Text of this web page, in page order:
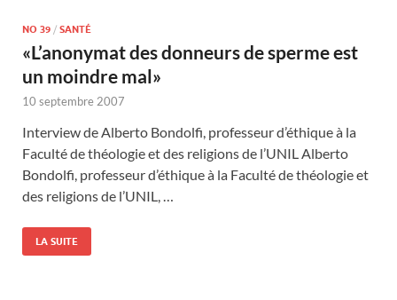
NO 39 / SANTÉ
«L’anonymat des donneurs de sperme est
un moindre mal»
10 septembre 2007
Interview de Alberto Bondolfi, professeur d’éthique à la
Faculté de théologie et des religions de l’UNIL Alberto
Bondolfi, professeur d’éthique à la Faculté de théologie et
des religions de l’UNIL, …
LA SUITE